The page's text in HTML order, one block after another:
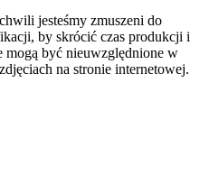
jesteśmy zmuszeni do
by skrócić czas produkcji i
być nieuwzględnione w
na stronie internetowej.